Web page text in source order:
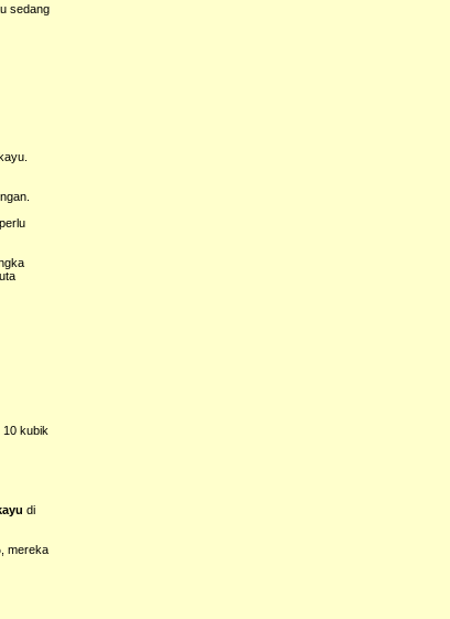
sedang
10 kubik
di
, mereka